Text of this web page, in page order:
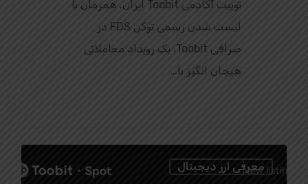
توبیت آکادمی Toobit ایران. همزمان با
لیست شدن رسمی توکن FDS در
صرافی Toobit، یک رویداد معاملاتی
هیجان‌ انگیز با…
معرفی ارز دیجیتال